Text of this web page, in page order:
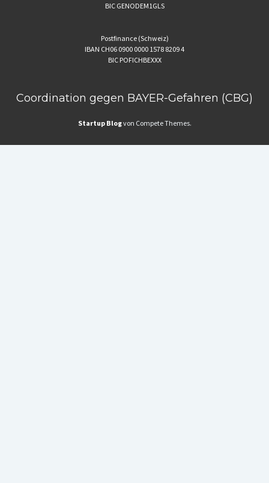
BIC GENODEM1GLS
Postfinance (Schweiz)
IBAN CH06 0900 0000 1578 8209 4
BIC POFICHBEXXX
Coordination gegen BAYER-Gefahren (CBG)
Startup Blogvon Compete Themes.